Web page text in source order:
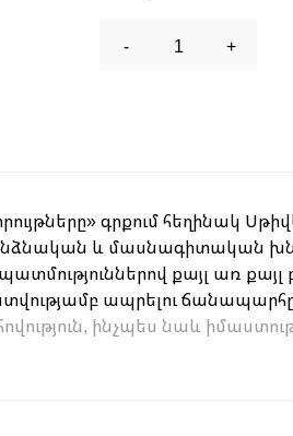
- 1 +
գրքում հեղինակ
և մասնագիտական
քայլ առ
ապրելու ճանապարհը՝
ինչպես նաև